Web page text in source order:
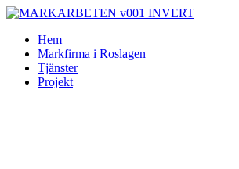
Skip
contentHem
Markfirma i Roslagen
Tjänster
Projekt